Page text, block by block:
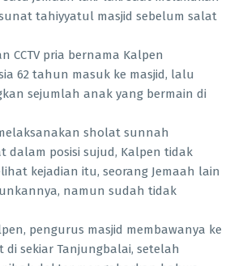
tahiyyatul masjid sebelum salat
CCTV pria bernama Kalpen
62 tahun masuk ke masjid, lalu
sejumlah anak yang bermain di
sholat sunnah
dalam posisi sujud, Kalpen tidak
kejadian itu, seorang Jemaah lain
namun sudah tidak
pengurus masjid membawanya ke
sekiar Tanjungbalai, setelah